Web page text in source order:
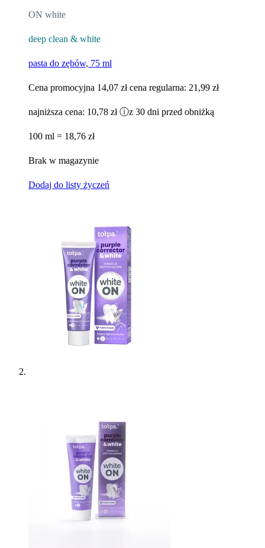
ON white
deep clean & white
pasta do zębów, 75 ml
Cena promocyjna 14,07 zł cena regularna: 21,99 zł
najniższa cena: 10,78 zł ⓘz 30 dni przed obniżką
100 ml = 18,76 zł
Brak w magazynie
Dodaj do listy życzeń